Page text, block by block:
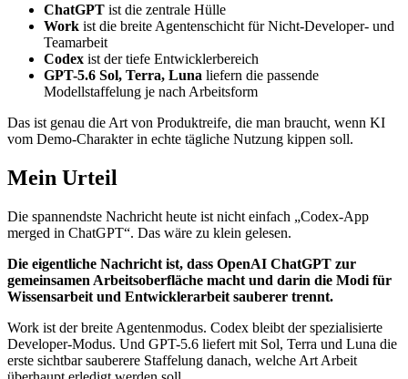
ChatGPT ist die zentrale Hülle
Work ist die breite Agentenschicht für Nicht-Developer- und
Teamarbeit
Codex ist der tiefe Entwicklerbereich
GPT-5.6 Sol, Terra, Luna liefern die passende
Modellstaffelung je nach Arbeitsform
Das ist genau die Art von Produktreife, die man braucht, wenn KI
vom Demo-Charakter in echte tägliche Nutzung kippen soll.
Mein Urteil
Die spannendste Nachricht heute ist nicht einfach „Codex-App
merged in ChatGPT“. Das wäre zu klein gelesen.
Die eigentliche Nachricht ist, dass OpenAI ChatGPT zur
gemeinsamen Arbeitsoberfläche macht und darin die Modi für
Wissensarbeit und Entwicklerarbeit sauberer trennt.
Work ist der breite Agentenmodus. Codex bleibt der spezialisierte
Developer-Modus. Und GPT-5.6 liefert mit Sol, Terra und Luna die
erste sichtbar sauberere Staffelung danach, welche Art Arbeit